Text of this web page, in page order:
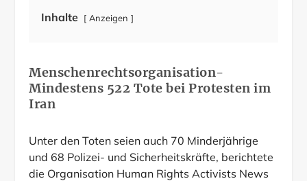
Inhalte Anzeigen
Menschenrechtsorganisation-
Mindestens 522 Tote bei Protesten im
Iran
Unter den Toten seien auch 70 Minderjährige
und 68 Polizei- und Sicherheitskräfte, berichtete
die Organisation Human Rights Activists News